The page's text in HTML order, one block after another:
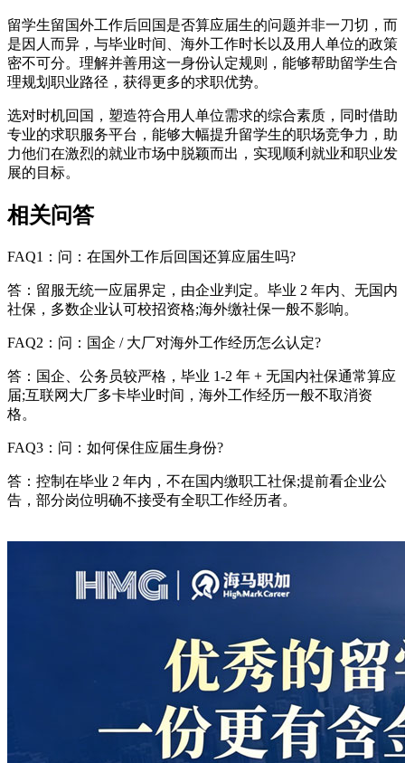
留学生留国外工作后回国是否算应届生的问题并非一刀切，而
是因人而异，与毕业时间、海外工作时长以及用人单位的政策
密不可分。理解并善用这一身份认定规则，能够帮助留学生合
理规划职业路径，获得更多的求职优势。
选对时机回国，塑造符合用人单位需求的综合素质，同时借助
专业的求职服务平台，能够大幅提升留学生的职场竞争力，助
力他们在激烈的就业市场中脱颖而出，实现顺利就业和职业发
展的目标。
相关问答
FAQ1：问：在国外工作后回国还算应届生吗?
答：留服无统一应届界定，由企业判定。毕业 2 年内、无国内
社保，多数企业认可校招资格;海外缴社保一般不影响。
FAQ2：问：国企 / 大厂对海外工作经历怎么认定?
答：国企、公务员较严格，毕业 1-2 年 + 无国内社保通常算应
届;互联网大厂多卡毕业时间，海外工作经历一般不取消资
格。
FAQ3：问：如何保住应届生身份?
答：控制在毕业 2 年内，不在国内缴职工社保;提前看企业公
告，部分岗位明确不接受有全职工作经历者。